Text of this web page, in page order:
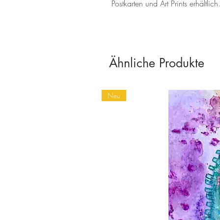
Postkarten und Art Prints
Ähnliche Produkte
Neu